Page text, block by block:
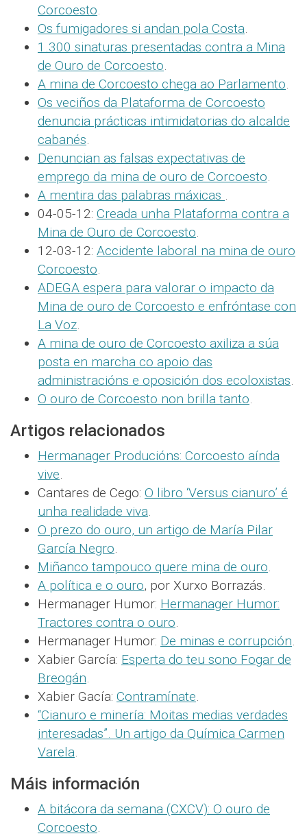
Corcoesto.
Os fumigadores si andan pola Costa.
1.300 sinaturas presentadas contra a Mina
de Ouro de Corcoesto.
A mina de Corcoesto chega ao Parlamento.
Os veciños da Plataforma de Corcoesto
denuncia prácticas intimidatorias do alcalde
cabanés.
Denuncian as falsas expectativas de
emprego da mina de ouro de Corcoesto.
A mentira das palabras máxicas .
04-05-12: Creada unha Plataforma contra a
Mina de Ouro de Corcoesto.
12-03-12: Accidente laboral na mina de ouro
Corcoesto.
ADEGA espera para valorar o impacto da
Mina de ouro de Corcoesto e enfróntase con
La Voz.
A mina de ouro de Corcoesto axiliza a súa
posta en marcha co apoio das
administracións e oposición dos ecoloxistas.
O ouro de Corcoesto non brilla tanto.
Artigos relacionados
Hermanager Producións: Corcoesto aínda
vive.
Cantares de Cego: O libro ‘Versus cianuro’ é
unha realidade viva.
O prezo do ouro, un artigo de María Pilar
García Negro.
Miñanco tampouco quere mina de ouro.
A política e o ouro, por Xurxo Borrazás.
Hermanager Humor: Hermanager Humor:
Tractores contra o ouro.
Hermanager Humor: De minas e corrupción.
Xabier García: Esperta do teu sono Fogar de
Breogán.
Xabier Gacía: Contramínate.
“Cianuro e minería: Moitas medias verdades
interesadas”. Un artigo da Química Carmen
Varela.
Máis información
A bitácora da semana (CXCV): O ouro de
Corcoesto.